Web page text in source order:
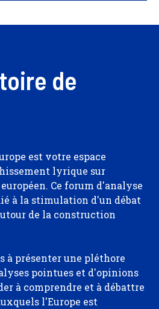
de
est votre espace
lyrique sur
Ce forum d'analyse
à la stimulation d'un débat
de la construction
à présenter une pléthore
pointues et d'opinions
à comprendre et à débattre
l'Europe est